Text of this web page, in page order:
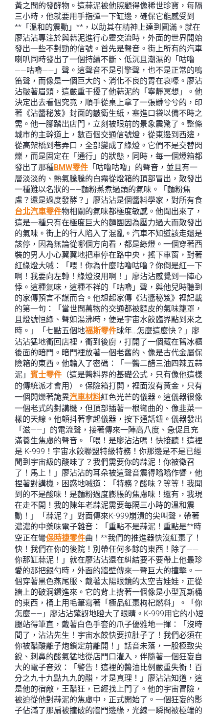
黃之間的發酵物。這蒜泥被他照顧得像稀世珍寶，每隔
三小時，他就要用手指彈一下缸邊，確保它能感受到
**「溫和的震動」**，以助其在精神上達到圓滿。就在
廖沾沾專注於與蒜泥進行心靈交流時，外面的世界開始
發出一些不對勁的信號。首先是聲音。街上所有的汽車
喇叭同時發出了一個持續不斷、低沉且潮濕的「咕嚕
——咕嚕——」聲。這聲音不是引擎聲，也不是正常的鳴
笛聲，而像是一個巨大的、消化不良的胃在哀嚎。廖沾
沾皺著眉頭，這嚴重干擾了他蒜泥的「寧靜冥想」。他
決定出去看個究竟，順手從桌上拿了一張髒兮兮的，印
著《沾醬秘笈》封面的皺衛生紙，塞進口袋以備不時之
需。他一腳踏出店門，立刻被眼前的景象震驚了。整條
城市的主幹道上，數百個交通信號燈，從東邊到西邊，
從高架橋到巷弄口，全部變成了綠燈。它們不是交替閃
爍，而是固定在「通行」的狀態，同時，每一個燈箱都
發出了那種BMW零件 「咕嚕咕嚕」的聲音，並且有一
層淡淡的、熱氣騰騰的白霧從燈箱的頂部冒出，散發出
一種難以名狀的——麵粉蒸煮過頭的氣味。「麵粉焦
慮？還是過度發酵？」廖沾沾是個醬料學家，對所有食
台北汽車零件物相關的氣味都極度敏感。他聞出來了，
這是一種只有在極度巨大的麵團因為壓力過大而散發出
的氣味。街上的行人陷入了混亂。汽車不知道該走還是
該停，因為無論從哪個方向看，都是綠燈。一個穿著西
裝的男人小心翼翼地把車停在路中央，搖下車窗，對著
紅綠燈大喊：「喂！你為什麼咕嚕咕嚕？你倒是紅一下
啊！我要向左轉！綠燈沒用啊！」廖沾沾感覺到一陣心
悸。這種氣味，這種不祥的「咕嚕」聲，與他兒時聽到
的家傳預言不謀而合。他想起家傳《沾醬秘笈》裡記載
的第一句：「當世間萬物的交通都被麵皮的氣味籠罩，
且燈號恒綠、聲如湯沸時，便是宇宙水餃臨界點到來之
時。」「七點五個地福斯零件球年…怎麼這麼快？」廖
沾沾猛地衝回店裡，衝到後廚，打開了一個藏在舊冰櫃
後面的暗門。暗門裡放著一個老舊的、像是古代金屬保
險箱的東西。他輸入了密碼：「一醬二醋三油四辣五蒜
泥」 賓士零件 （這是醬料界的基礎公式，只有像他這樣
的傳統派才會用）。保險箱打開，裡面沒有黃金，只有
一個閃爍著詭異汽車材料紅色光芒的儀器。這儀器很像
一個老式的對講機，但頂部插著一根彎曲的、像韭菜一
樣的天線。他顫抖著拿起儀器，按下通話鈕。儀器發出
「滋——」的電流聲，接著傳來一陣高八度、急促且充
滿養生焦慮的聲音。「喂！是廖沾沾嗎！快接聽！這裡
是 K-999！宇宙水餃聯盟特級特務！你那邊是不是已經
聞到宇宙級的酸味了？我們需要你的蒜泥！你被徵召
了！馬上！」廖沾沾的耳朵被這聲音震得嗡嗡作響，他
捏著對講機，困惑地喊道：「特務？酸味？等等！我聞
到的不是酸味！是麵粉過度膨脹的焦慮味！還有，我現
在走不開！我的陳年老蒜泥需要每隔三小時的溫和震
動！」「蒜泥？」對面傳來K-999崩潰的尖叫聲，帶著
濃濃的中藥味電子雜音：「重點不是蒜泥！重點是**時
空正在彎保時捷零件曲！**我們的推進器快沒紅棗了！
快！我們在你的後院！別帶任何多餘的東西！除了——
你那缸蒜泥！」就在廖沾沾還在糾結要不要帶上他最珍
愛的那把銀勺時，外面的牆壁傳來一聲巨大的撞擊。一
個穿著黑色燕尾服、戴著太陽眼鏡的太空吉娃娃，正從
牆上的破洞鑽進來。它的背上揹著一個像是小型瓦斯桶
的東西，桶上用毛筆寫著「極品紅棗枸杞燃料」。「你
怎麼——」廖沾沾驚訝地瞪大了眼睛。K-999用它的小短
腿站得筆直，戴著白色手套的爪子優雅地一揮：「沒時
間了，沾沾先生！宇宙水餃快要拉肚子了！我們必須在
你被醋酸離子炮鎖定前離開！」話音未落，一股極致尖
銳、刺鼻的酸氣猛地從店門口灌入，伴隨著一個狂妄自
大的電子音效：「警告！這裡的醬油比例嚴重失衡！百
分之九十九點九九的醋，才是真理！」廖沾沾知道，這
是他的宿敵，王醋狂，已經找上門了。他的宇宙冒險，
被迫從他對蒜泥的焦慮中，正式開始了。一個狂妄的影
子佔滿了那扇被撞破的牆門邊緣，光線一瞬間被極端的